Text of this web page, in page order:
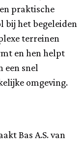
praktische
bij het begeleiden
terreinen
en hen helpt
een snel
omgeving.
Bas A.S. van